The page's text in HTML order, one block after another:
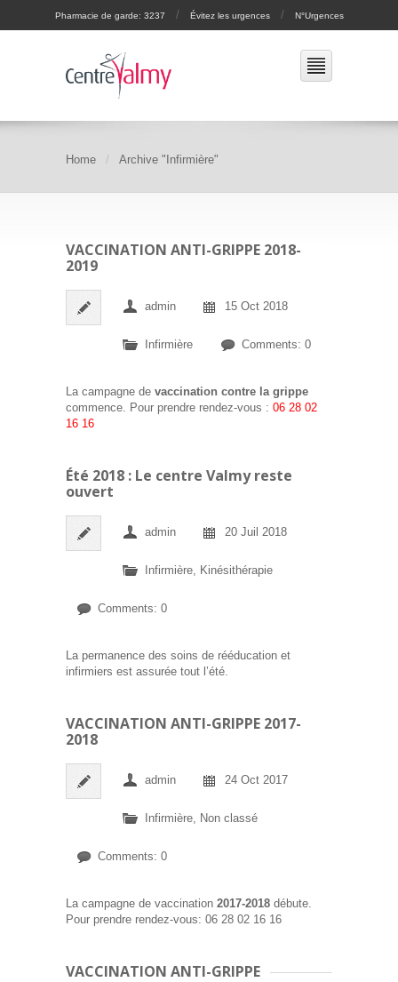
Home Archive "Infirmière"
VACCINATION ANTI-GRIPPE 2018-
2019
admin 15 Oct 2018
Infirmière Comments: 0
La campagne de vaccination contre la grippe
commence. Pour prendre rendez-vous : 06 28 02
16 16
Été 2018 : Le centre Valmy reste
ouvert
admin 20 Juil 2018
Infirmière Kinésithérapie
Comments: 0
La permanence des soins de rééducation et
infirmiers est assurée tout l’été.
VACCINATION ANTI-GRIPPE 2017-
2018
admin 24 Oct 2017
Infirmière Non classé
Comments: 0
La campagne de vaccination 2017-2018 débute.
Pour prendre rendez-vous: 06 28 02 16 16
VACCINATION ANTI-GRIPPE
Pharmacie de garde: 3237 / Évitez les urgences / N°Urgences